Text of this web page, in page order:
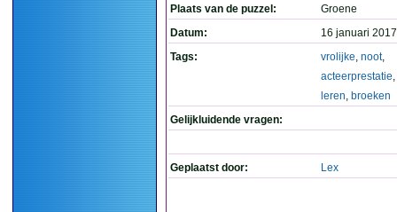
Plaats van de puzzel:
Groene
Datum:
16 januari
Tags:
vrolijke, noot,
acteerprestatie,
leren, broeken
Gelijkluidende vragen:
Geplaatst door: Lex